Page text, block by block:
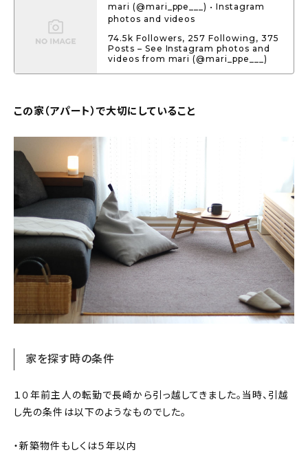
mari (@mari_ppe___) • Instagram
photos and videos
74.5k Followers, 257 Following, 375
Posts – See Instagram photos and
videos from mari (@mari_ppe___)
この家（アパート）で大切にしていること
家を探す時の条件
１０年前主人の転勤で長崎から引っ越してきました。当時、引越
し先の条件は以下のようなものでした。
・新築物件もしくは５年以内